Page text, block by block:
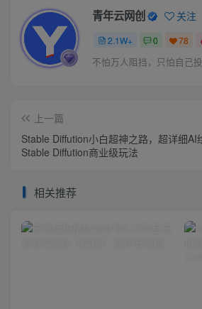
青年云网创 关注
2.1W+ 0 78
不怕万人阻挡，只怕自己
上一篇
Stable Diffution小白超神之路，超详细
Stable Diffution商业级玩法
相关推荐